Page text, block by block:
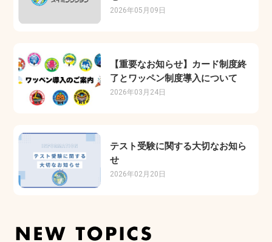
2026年05月09日
【重要なお知らせ】カード制度終
了とワッペン制度導入について
2026年03月24日
テスト受験に関する大切なお知ら
せ
2026年02月20日